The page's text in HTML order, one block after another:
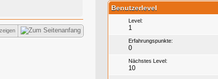
Benutzerlevel
Level:
1
Erfahrungspunkte:
0
Nächstes Level:
10